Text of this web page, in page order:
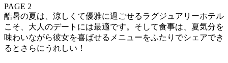
PAGE 2
酷暑の夏は、涼しくて優雅に過ごせるラグジュアリーホテル
こそ、大人のデートには最適です。そして食事は、夏気分を
味わいながら彼女を喜ばせるメニューをふたりでシェアでき
るとさらにうれしい！